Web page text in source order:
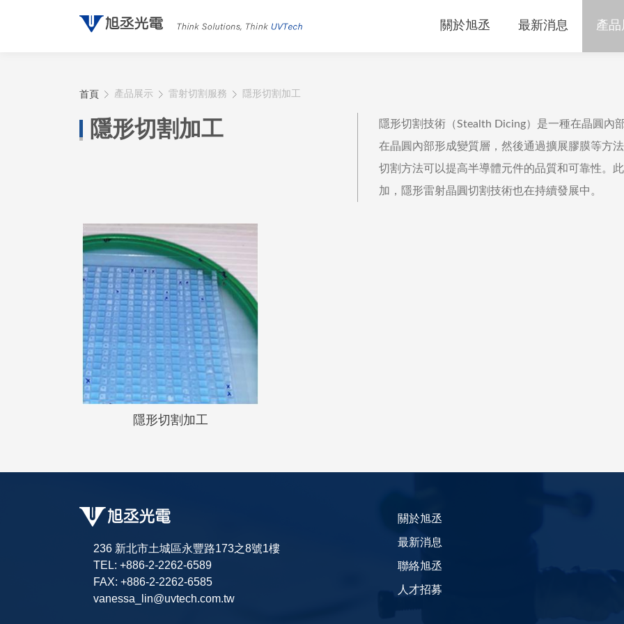
關於旭丞 最新消息 產品
首頁 產品展示 雷射切割服務 隱形切割加工
隱形切割加工
隱形切割技術（Stealth Dicing）是一種在晶圓內
在晶圓內部形成變質層，然後通過擴展膠膜等方
切割方法可以提高半導體元件的品質和可靠性。
加，隱形雷射晶圓切割技術也在持續發展中。
隱形切割加工
236 新北市土城區永豐路173之8號1樓
TEL: +886-2-2262-6589
FAX: +886-2-2262-6585
vanessa_lin@uvtech.com.tw
關於旭丞
最新消息
聯絡旭丞
人才招募